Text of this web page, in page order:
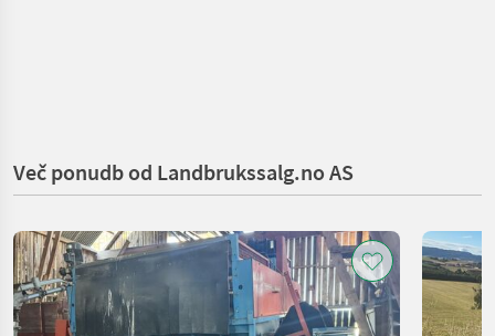
Več ponudb od Landbrukssalg.no AS